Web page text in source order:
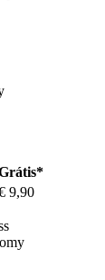
9,90